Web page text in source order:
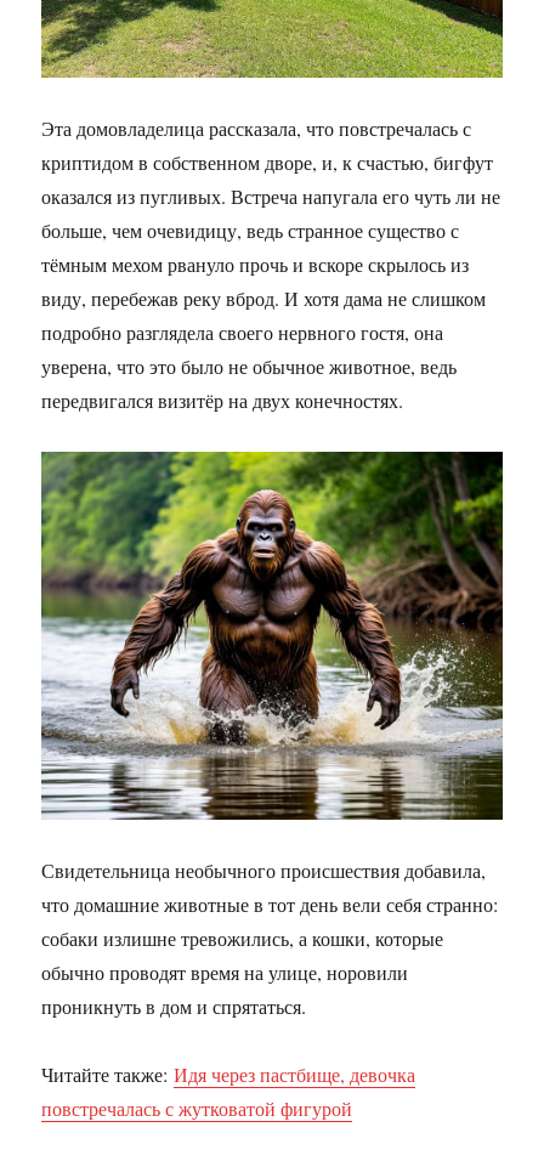
Эта домовладелица рассказала, что повстречалась с
криптидом в собственном дворе, и, к счастью, бигфут
оказался из пугливых. Встреча напугала его чуть ли не
больше, чем очевидицу, ведь странное существо с
тёмным мехом рвануло прочь и вскоре скрылось из
виду, перебежав реку вброд. И хотя дама не слишком
подробно разглядела своего нервного гостя, она
уверена, что это было не обычное животное, ведь
передвигался визитёр на двух конечностях.
Свидетельница необычного происшествия добавила,
что домашние животные в тот день вели себя странно:
собаки излишне тревожились, а кошки, которые
обычно проводят время на улице, норовили
проникнуть в дом и спрятаться.
Читайте также:Идя через пастбище, девочка
повстречалась с жутковатой фигурой